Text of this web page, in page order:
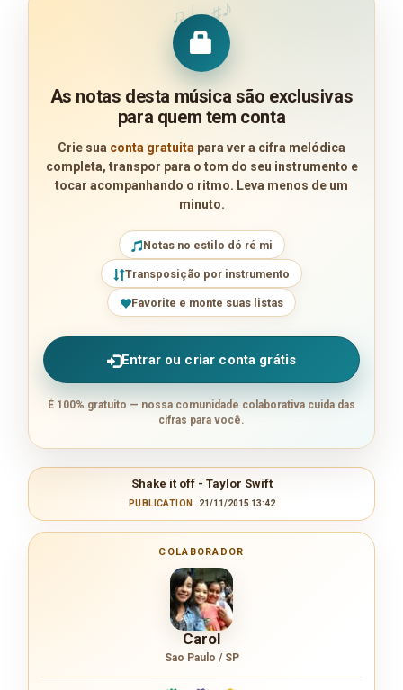
♫♩♯♪
As notas desta música são exclusivas
para quem tem conta
Crie sua conta gratuita para ver a cifra melódica
completa, transpor para o tom do seu instrumento e
tocar acompanhando o ritmo. Leva menos de um
minuto.
Notas no estilo dó ré mi
Transposição por instrumento
Favorite e monte suas listas
Entrar ou criar conta grátis
É 100% gratuito — nossa comunidade colaborativa cuida das
cifras para você.
Shake it off - Taylor Swift
PUBLICATION 21/11/2015 13:42
COLABORADOR
Carol
Sao Paulo / SP